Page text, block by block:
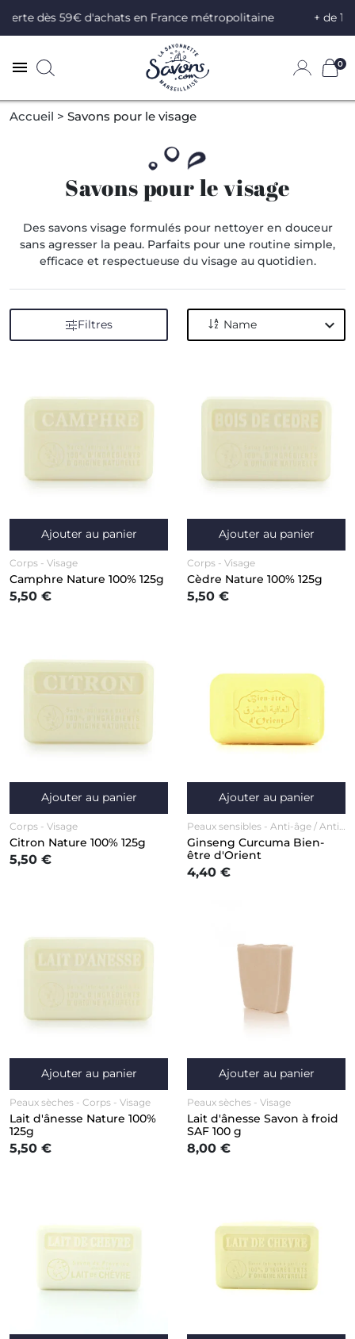
59€ d'achats en France métropolitaine + de 100
0
Accueil Savons pour le visage
Savons pour le visage
Des savons visage formulés pour nettoyer en douceur
sans agresser la peau. Parfaits pour une routine simple,
efficace et respectueuse du visage au quotidien.
Filtres Name expand_more
Ajouter au panier
Corps Visage
Camphre Nature 100% 125g
5,50 €
Ajouter au panier
Corps Visage
Cèdre Nature 100% 125g
5,50 €
Ajouter au panier
Corps Visage
Citron Nature 100% 125g
5,50 €
Ajouter au panier
Peaux sensibles
Anti-âge / Anti-
rides
Corps Visage
Ginseng Curcuma Bien-
être d'Orient
4,40 €
Ajouter au panier
Peaux sèches Corps Visage
Lait d'ânesse Nature 100%
125g
5,50 €
Ajouter au panier
Peaux sèches Visage
Lait d'ânesse Savon à froid
SAF 100 g
8,00 €